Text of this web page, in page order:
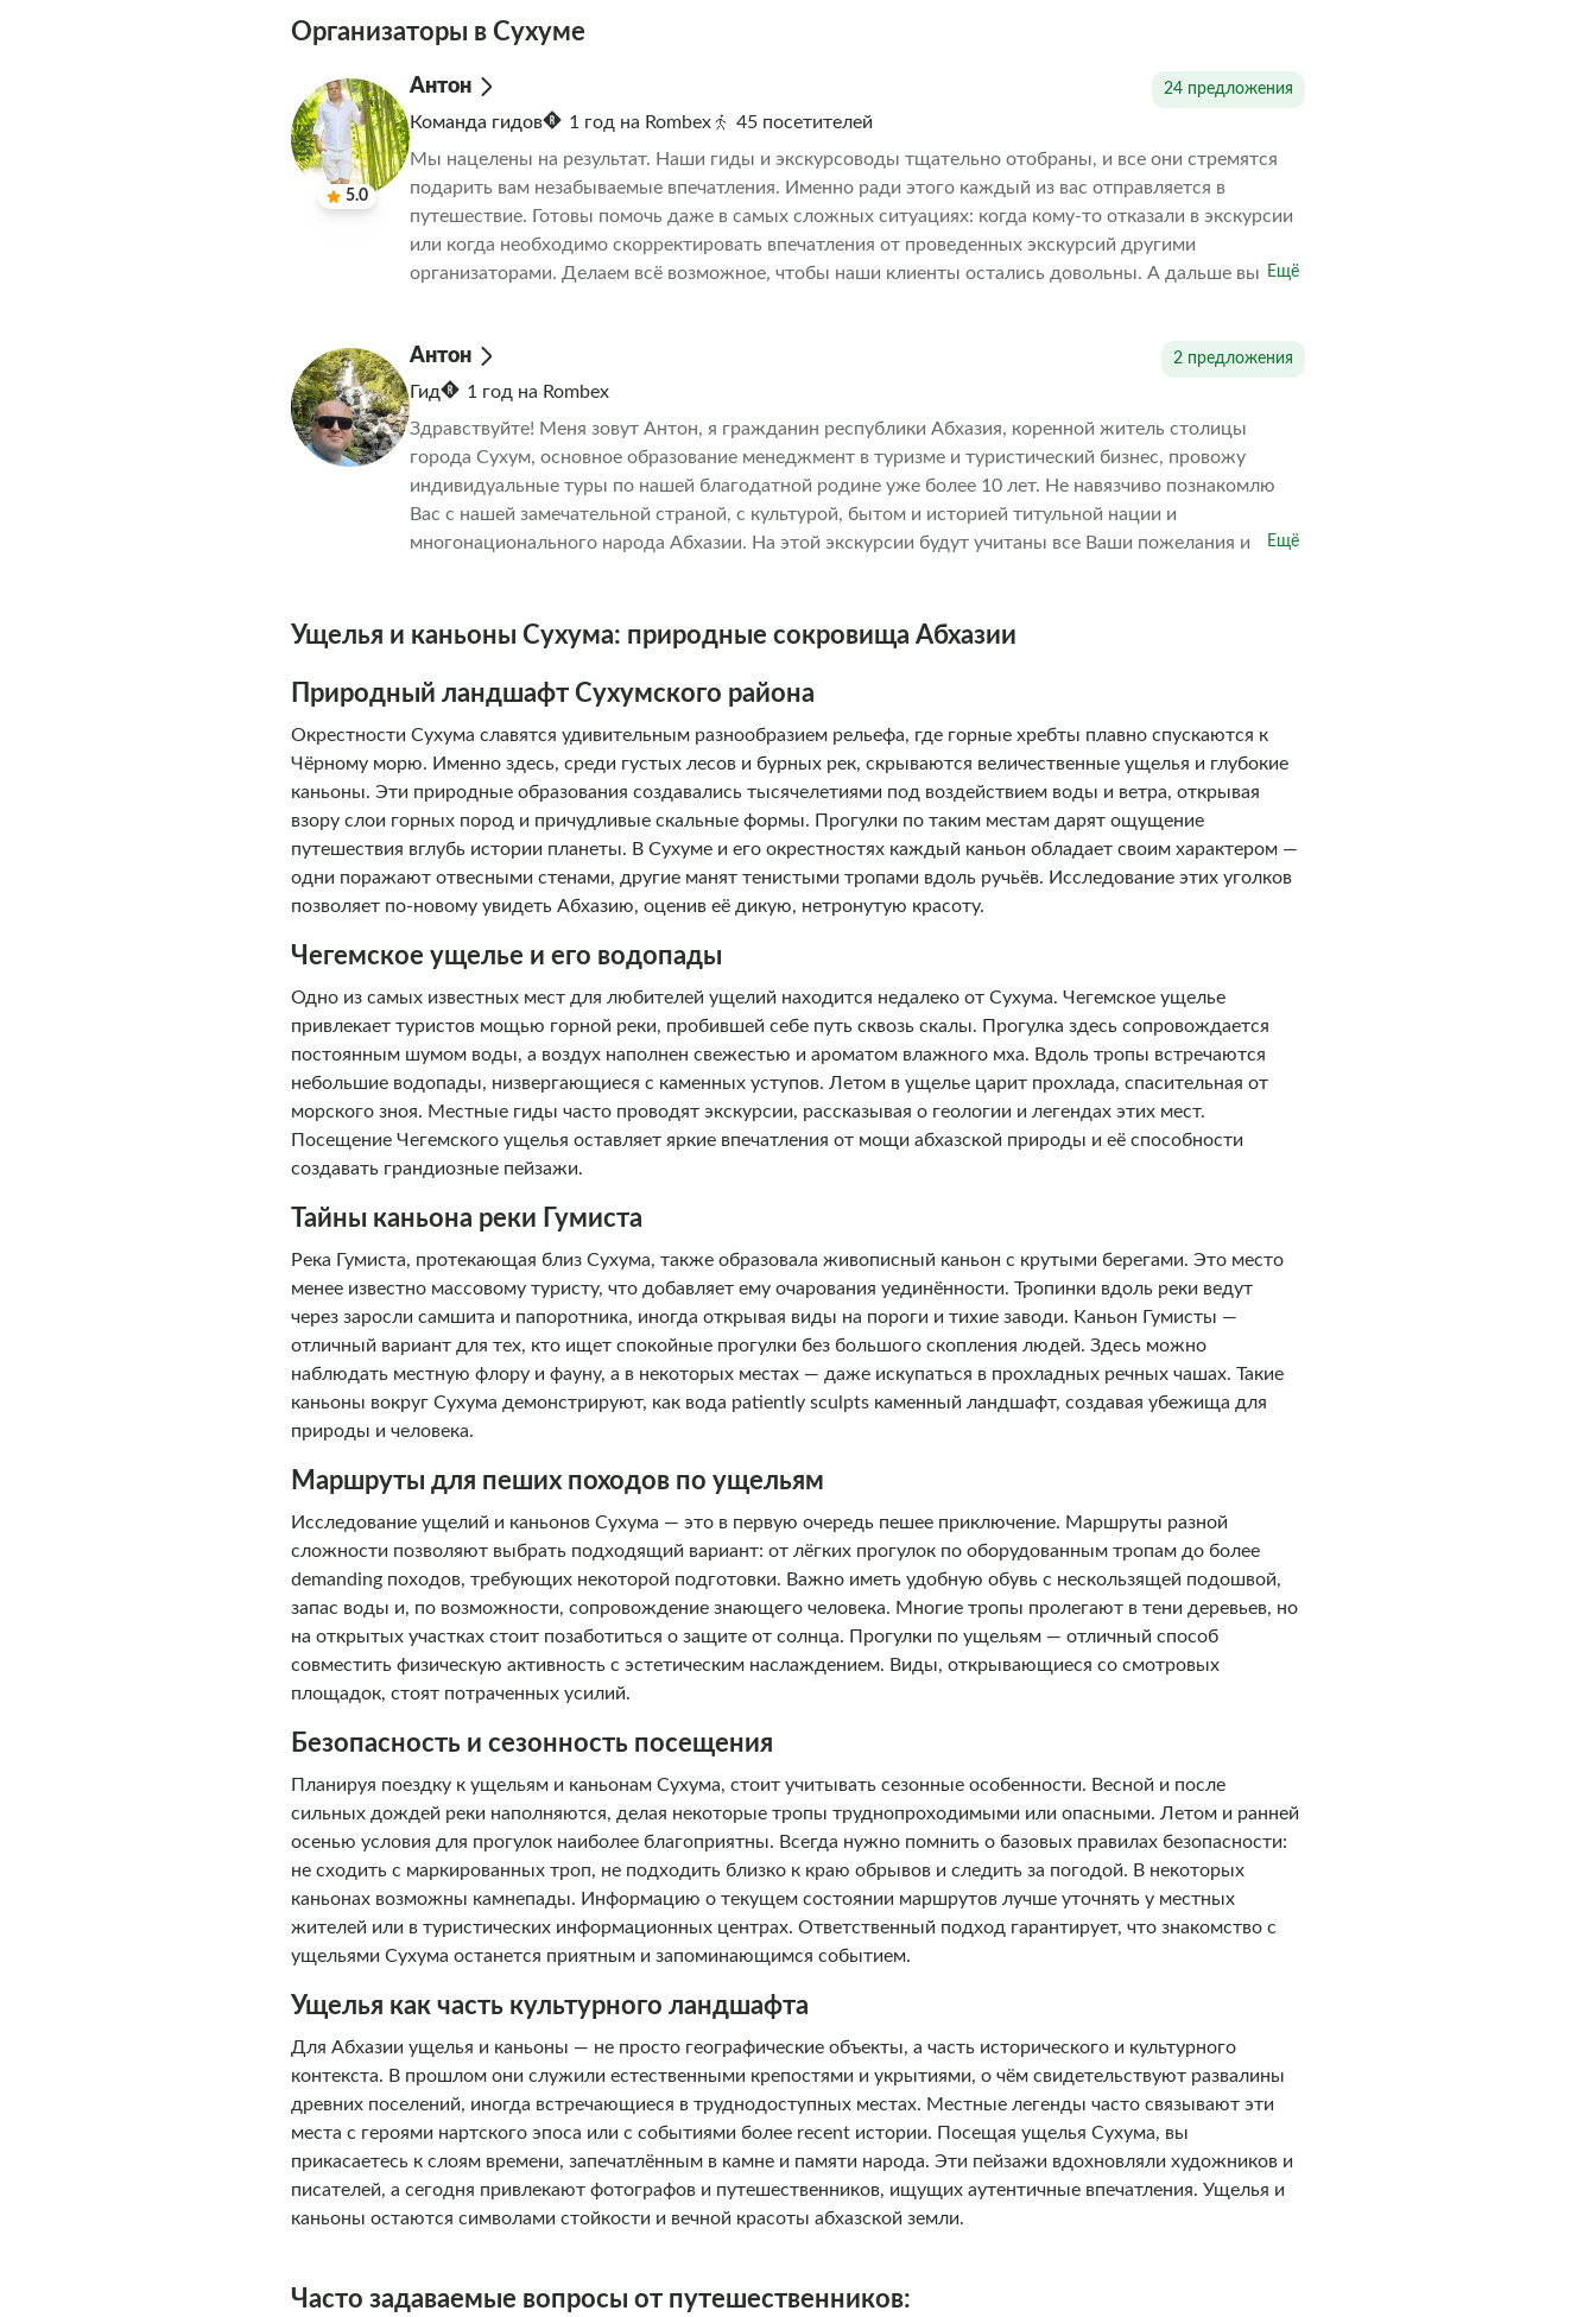
Организаторы в Сухуме
5.0
Антон 24 предложения
Команда гидов 1 год на Rombex
45 посетителей
Мы нацелены на результат. Наши гиды и экскурсоводы тщательно отобраны, и все они стремятся
подарить вам незабываемые впечатления. Именно ради этого каждый из вас отправляется в
путешествие. Готовы помочь даже в самых сложных ситуациях: когда кому-то отказали в экскурсии
или когда необходимо скорректировать впечатления от проведенных экскурсий другими
организаторами. Делаем всё возможное, чтобы наши клиенты остались довольны. А дальше выбор
Ещё
Антон 2 предложения
Гид
1 год на Rombex
Здравствуйте! Меня зовут Антон, я гражданин республики Абхазия, коренной житель столицы
города Сухум, основное образование менеджмент в туризме и туристический бизнес, провожу
индивидуальные туры по нашей благодатной родине уже более 10 лет. Не навязчиво познакомлю
Вас с нашей замечательной страной, с культурой, бытом и историей титульной нации и
многонационального народа Абхазии. На этой экскурсии будут учитаны все Ваши пожелания и
Ещё
Ущелья и каньоны Сухума: природные сокровища Абхазии
Природный ландшафт Сухумского района
Окрестности Сухума славятся удивительным разнообразием рельефа, где горные хребты плавно спускаются к
Чёрному морю. Именно здесь, среди густых лесов и бурных рек, скрываются величественные ущелья и глубокие
каньоны. Эти природные образования создавались тысячелетиями под воздействием воды и ветра, открывая
взору слои горных пород и причудливые скальные формы. Прогулки по таким местам дарят ощущение
путешествия вглубь истории планеты. В Сухуме и его окрестностях каждый каньон обладает своим характером —
одни поражают отвесными стенами, другие манят тенистыми тропами вдоль ручьёв. Исследование этих уголков
позволяет по-новому увидеть Абхазию, оценив её дикую, нетронутую красоту.
Чегемское ущелье и его водопады
Одно из самых известных мест для любителей ущелий находится недалеко от Сухума. Чегемское ущелье
привлекает туристов мощью горной реки, пробившей себе путь сквозь скалы. Прогулка здесь сопровождается
постоянным шумом воды, а воздух наполнен свежестью и ароматом влажного мха. Вдоль тропы встречаются
небольшие водопады, низвергающиеся с каменных уступов. Летом в ущелье царит прохлада, спасительная от
морского зноя. Местные гиды часто проводят экскурсии, рассказывая о геологии и легендах этих мест.
Посещение Чегемского ущелья оставляет яркие впечатления от мощи абхазской природы и её способности
создавать грандиозные пейзажи.
Тайны каньона реки Гумиста
Река Гумиста, протекающая близ Сухума, также образовала живописный каньон с крутыми берегами. Это место
менее известно массовому туристу, что добавляет ему очарования уединённости. Тропинки вдоль реки ведут
через заросли самшита и папоротника, иногда открывая виды на пороги и тихие заводи. Каньон Гумисты —
отличный вариант для тех, кто ищет спокойные прогулки без большого скопления людей. Здесь можно
наблюдать местную флору и фауну, а в некоторых местах — даже искупаться в прохладных речных чашах. Такие
каньоны вокруг Сухума демонстрируют, как вода patiently sculpts каменный ландшафт, создавая убежища для
природы и человека.
Маршруты для пеших походов по ущельям
Исследование ущелий и каньонов Сухума — это в первую очередь пешее приключение. Маршруты разной
сложности позволяют выбрать подходящий вариант: от лёгких прогулок по оборудованным тропам до более
demanding походов, требующих некоторой подготовки. Важно иметь удобную обувь с нескользящей подошвой,
запас воды и, по возможности, сопровождение знающего человека. Многие тропы пролегают в тени деревьев, но
на открытых участках стоит позаботиться о защите от солнца. Прогулки по ущельям — отличный способ
совместить физическую активность с эстетическим наслаждением. Виды, открывающиеся со смотровых
площадок, стоят потраченных усилий.
Безопасность и сезонность посещения
Планируя поездку к ущельям и каньонам Сухума, стоит учитывать сезонные особенности. Весной и после
сильных дождей реки наполняются, делая некоторые тропы труднопроходимыми или опасными. Летом и ранней
осенью условия для прогулок наиболее благоприятны. Всегда нужно помнить о базовых правилах безопасности:
не сходить с маркированных троп, не подходить близко к краю обрывов и следить за погодой. В некоторых
каньонах возможны камнепады. Информацию о текущем состоянии маршрутов лучше уточнять у местных
жителей или в туристических информационных центрах. Ответственный подход гарантирует, что знакомство с
ущельями Сухума останется приятным и запоминающимся событием.
Ущелья как часть культурного ландшафта
Для Абхазии ущелья и каньоны — не просто географические объекты, а часть исторического и культурного
контекста. В прошлом они служили естественными крепостями и укрытиями, о чём свидетельствуют развалины
древних поселений, иногда встречающиеся в труднодоступных местах. Местные легенды часто связывают эти
места с героями нартского эпоса или с событиями более recent истории. Посещая ущелья Сухума, вы
прикасаетесь к слоям времени, запечатлённым в камне и памяти народа. Эти пейзажи вдохновляли художников и
писателей, а сегодня привлекают фотографов и путешественников, ищущих аутентичные впечатления. Ущелья и
каньоны остаются символами стойкости и вечной красоты абхазской земли.
Часто задаваемые вопросы от путешественников: